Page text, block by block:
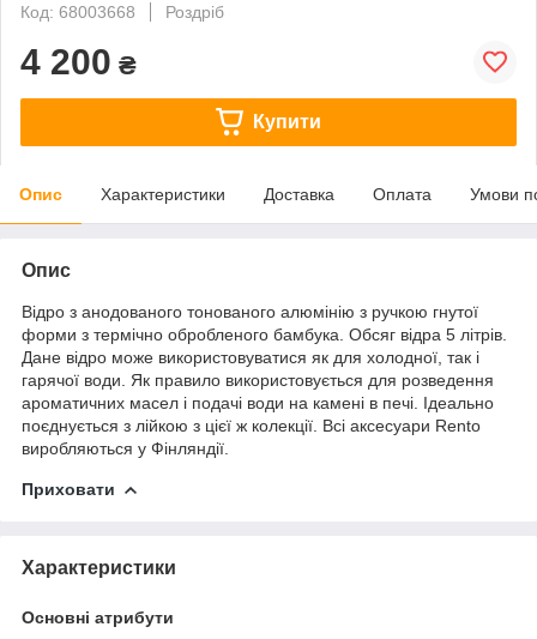
Код: 68003668
Роздріб
4 200 ₴
Купити
Опис Характеристики Доставка Оплата Умови
Опис
Відро з анодованого тонованого алюмінію з ручкою гнутої
форми з термічно обробленого бамбука. Обсяг відра 5 літрів.
Дане відро може використовуватися як для холодної, так і
гарячої води. Як правило використовується для розведення
ароматичних масел і подачі води на камені в печі. Ідеально
поєднується з лійкою з цієї ж колекції. Всі аксесуари Rento
виробляються у Фінляндії.
Приховати
Характеристики
Основні атрибути